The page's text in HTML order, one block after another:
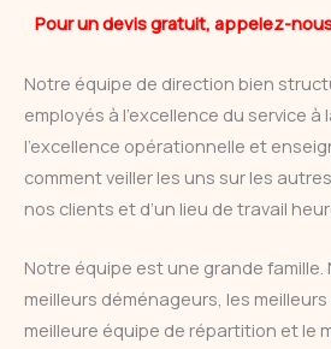
Pour un devis gratuit, appelez-
Notre équipe de direction bien
employés à l’excellence du service à
l’excellence opérationnelle et
comment veiller les uns sur les
nos clients et d’un lieu de travail
Notre équipe est une grande famille.
meilleurs déménageurs, les
meilleure équipe de répartition et le